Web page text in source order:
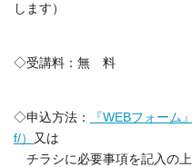
します）
◇受講料：無 料
◇申込方法：
『WEBフォー
f/）
又は
チラシに必要事項を記入の